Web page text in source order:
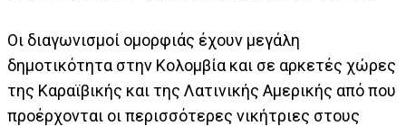
Οι διαγωνισμοί ομορφιάς έχουν μεγάλη
δημοτικότητα στην Κολομβία και σε αρκετές χώρες
της Καραϊβικής και της Λατινικής Αμερικής από που
προέρχονται οι περισσότερες νικήτριες στους